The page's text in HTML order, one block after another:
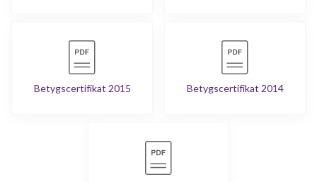
Betygscertifikat 2015 Betygscertifikat 2014